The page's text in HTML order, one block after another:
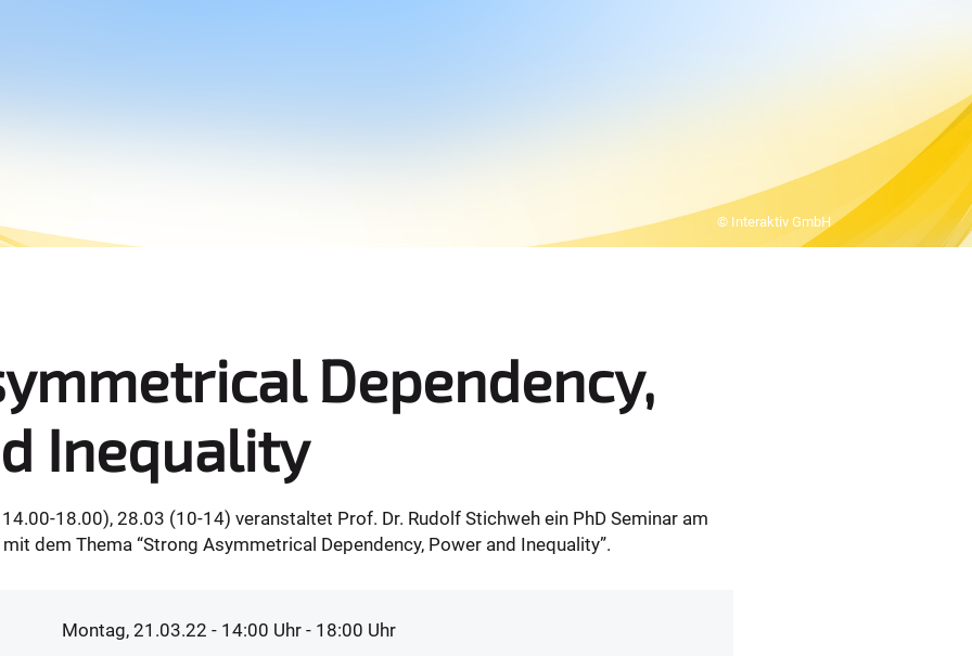
© Interaktiv GmbH
Dependency,
Inequality
18.00), 28.03 (10-14) veranstaltet Prof. Dr. Rudolf Stichweh ein PhD Seminar am
dem Thema “Strong Asymmetrical Dependency, Power and Inequality”.
Montag, 21.03.22 - 14:00 Uhr - 18:00 Uhr